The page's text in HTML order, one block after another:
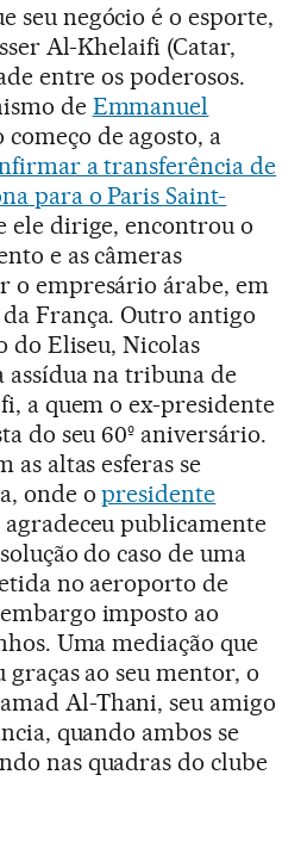
seu negócio é o esporte,
Al-Khelaifi (Catar,
entre os poderosos.
de Emmanuel
de agosto, a
a transferência de
para o Paris Saint-
ele dirige, encontrou o
e as câmeras
o empresário árabe, em
França. Outro antigo
do Eliseu, Nicolas
assídua na tribuna de
a quem o ex-presidente
do seu 60º aniversário.
as altas esferas se
onde opresidente
publicamente
do caso de uma
no aeroporto de
imposto ao
Uma mediação que
ao seu mentor, o
Al-Thani, seu amigo
quando ambos se
nas quadras do clube